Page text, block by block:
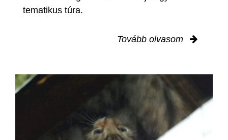
tematikus túra.
Tovább olvasom